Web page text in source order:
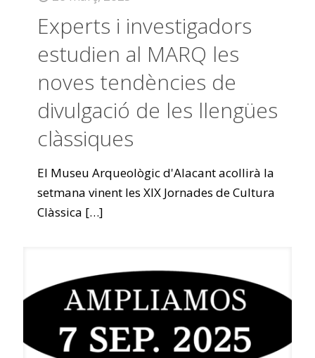
Experts i investigadors
estudien al MARQ les
noves tendències de
divulgació de les llengües
clàssiques
El Museu Arqueològic d'Alacant acollirà la
setmana vinent les XIX Jornades de Cultura
Clàssica […]